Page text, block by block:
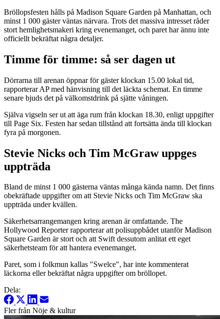
Bröllopsfesten hålls på Madison Square Garden på Manhattan, och
minst 1 000 gäster väntas närvara. Trots det massiva intresset råder
stort hemlighetsmakeri kring evenemanget, och paret har ännu inte
officiellt bekräftat några detaljer.
Timme för timme: så ser dagen ut
Dörrarna till arenan öppnar för gäster klockan 15.00 lokal tid,
rapporterar AP med hänvisning till det läckta schemat. En timme
senare bjuds det på välkomstdrink på sjätte våningen.
Själva vigseln ser ut att äga rum från klockan 18.30, enligt uppgifter
till Page Six. Festen har sedan tillstånd att fortsätta ända till klockan
fyra på morgonen.
Stevie Nicks och Tim McGraw uppges
uppträda
Bland de minst 1 000 gästerna väntas många kända namn. Det finns
obekräftade uppgifter om att Stevie Nicks och Tim McGraw ska
uppträda under kvällen.
Säkerhetsarrangemangen kring arenan är omfattande. The
Hollywood Reporter rapporterar att polisuppbådet utanför Madison
Square Garden är stort och att Swift dessutom anlitat ett eget
säkerhetsteam för att hantera evenemanget.
Paret, som i folkmun kallas "Swelce", har inte kommenterat
läckorna eller bekräftat några uppgifter om bröllopet.
Dela:
Fler från Nöje & kultur